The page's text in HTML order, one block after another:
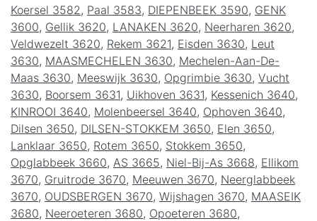
Koersel 3582 , Paal 3583, DIEPENBEEK 3590, GENK
3600, Gellik 3620, LANAKEN 3620, Neerharen 3620,
Veldwezelt 3620, Rekem 3621, Eisden 3630, Leut
3630, MAASMECHELEN 3630, Mechelen-Aan-De-
Maas 3630, Meeswijk 3630, Opgrimbie 3630, Vucht
3630, Boorsem 3631, Uikhoven 3631, Kessenich 3640,
KINROOI 3640, Molenbeersel 3640, Ophoven 3640,
Dilsen 3650, DILSEN-STOKKEM 3650, Elen 3650,
Lanklaar 3650, Rotem 3650, Stokkem 3650,
Opglabbeek 3660, AS 3665, Niel-Bij-As 3668, Ellikom
3670, Gruitrode 3670, Meeuwen 3670, Neerglabbeek
3670, OUDSBERGEN 3670, Wijshagen 3670, MAASEIK
3680, Neeroeteren 3680, Opoeteren 3680,